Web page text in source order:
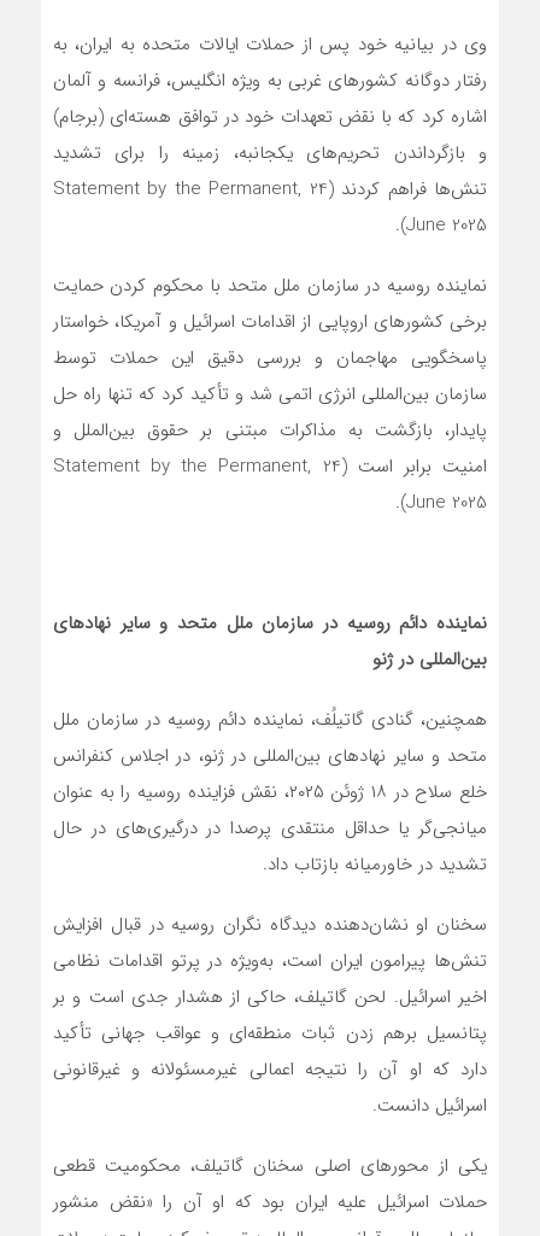
وی در بیانیه خود پس از حملات ایالات متحده به ایران، به
رفتار دوگانه کشورهای غربی به ویژه انگلیس، فرانسه و آلمان
اشاره کرد که با نقض تعهدات خود در توافق هسته‌ای (برجام)
و بازگرداندن تحریم‌های یکجانبه، زمینه را برای تشدید
تنش‌ها فراهم کردند (Statement by the Permanent, 24
June 2025).
نماینده روسیه در سازمان ملل متحد با محکوم کردن حمایت
برخی کشورهای اروپایی از اقدامات اسرائیل و آمریکا، خواستار
پاسخگویی مهاجمان و بررسی دقیق این حملات توسط
سازمان بین‌المللی انرژی اتمی شد و تأکید کرد که تنها راه حل
پایدار، بازگشت به مذاکرات مبتنی بر حقوق بین‌الملل و
امنیت برابر است (Statement by the Permanent, 24
June 2025).
نماینده دائم روسیه در سازمان ملل متحد و سایر نهادهای
بین‌المللی در ژنو
همچنین، گنادی گاتیلُف، نماینده دائم روسیه در سازمان ملل
متحد و سایر نهادهای بین‌المللی در ژنو، در اجلاس کنفرانس
خلع سلاح در ۱۸ ژوئن ۲۰۲۵، نقش فزاینده روسیه را به عنوان
میانجی‌گر یا حداقل منتقدی پرصدا در درگیری‌های در حال
تشدید در خاورمیانه بازتاب داد.
سخنان او نشان‌دهنده دیدگاه نگران روسیه در قبال افزایش
تنش‌ها پیرامون ایران است، به‌ویژه در پرتو اقدامات نظامی
اخیر اسرائیل. لحن گاتیلف، حاکی از هشدار جدی است و بر
پتانسیل برهم زدن ثبات منطقه‌ای و عواقب جهانی تأکید
دارد که او آن را نتیجه اعمالی غیرمسئولانه و غیرقانونی
اسرائیل دانست.
یکی از محورهای اصلی سخنان گاتیلف، محکومیت قطعی
حملات اسرائیل علیه ایران بود که او آن را «نقض منشور